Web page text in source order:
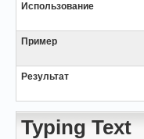
Использование
Пример
Результат
Typing Text